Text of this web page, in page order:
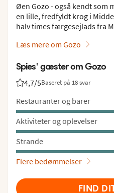
Øen Gozo - også kendt som
en lille, fredfyldt krog i
halv times færgesejlads fra
Læs mere om Gozo
Spies' gæster om Gozo
4,7/5Baseret på 18 svar
Bedømmelse fra Spies gæster: 4.7/5
Restauranter og barer
Aktiviteter og oplevelser
Strande
Flere bedømmelser
FIND